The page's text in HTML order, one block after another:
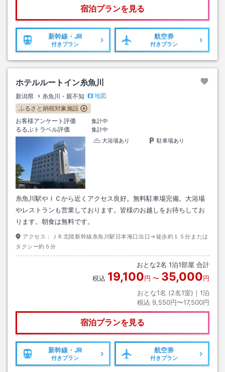
宿泊プランを見る
新幹線・JR
付きプラン
航空券
付きプラン
ホテルルートイン糸魚川
新潟県 糸魚川・親不知
地図
ふるさと納税対象施設
お客様アンケート評価
集計中
るるぶトラベル評価
集計中
大浴場あり
駐車場あり
糸魚川駅やＩＣから近くアクセス良好。無料駐車場完備。大浴場
やレストランも営業しております。皆様のお越しをお待ちしてお
ります。朝食は無料です。
アクセス：
ＪＲ北陸新幹線糸魚川駅日本海口出口→徒歩約１５分または
タクシー約５分
おとな2名 1泊1部屋 合計
税込 19,100円 〜 35,000円
おとな1名 (2名1室)｜ 1泊
税込 9,550円〜17,500円
宿泊プランを見る
新幹線・JR
付きプラン
航空券
付きプラン